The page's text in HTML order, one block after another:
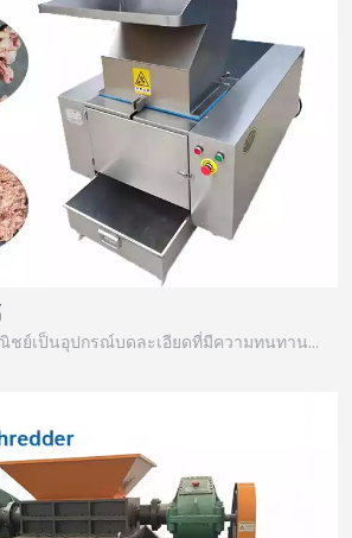
ชย์เป็นอุปกรณ์บดละเอียดที่มีความทนทาน…